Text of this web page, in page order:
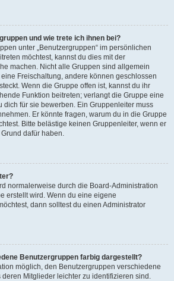
und wie trete ich ihnen bei?
unter „Benutzergruppen“ im persönlichen
möchtest, kannst du dies mit der
machen. Nicht alle Gruppen sind allgemein
Freischaltung, andere können geschlossen
Wenn die Gruppe offen ist, kannst du ihr
Funktion beitreten; verlangt die Gruppe eine
dich für sie bewerben. Ein Gruppenleiter muss
Er könnte fragen, warum du in die Gruppe
Bitte belästige keinen Gruppenleiter, wenn er
dafür haben.
normalerweise durch die Board-Administration
erstellt wird. Wenn du eine eigene
dann solltest du einen Administrator
Benutzergruppen farbig dargestellt?
möglich, den Benutzergruppen verschiedene
deren Mitglieder leichter zu identifizieren sind.